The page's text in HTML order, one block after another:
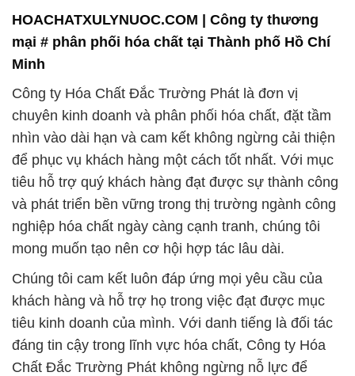
HOACHATXULYNUOC.COM | Công ty thương
mại # phân phối hóa chất tại Thành phố Hồ Chí
Minh
Công ty Hóa Chất Đắc Trường Phát là đơn vị
chuyên kinh doanh và phân phối hóa chất, đặt tầm
nhìn vào dài hạn và cam kết không ngừng cải thiện
để phục vụ khách hàng một cách tốt nhất. Với mục
tiêu hỗ trợ quý khách hàng đạt được sự thành công
và phát triển bền vững trong thị trường ngành công
nghiệp hóa chất ngày càng cạnh tranh, chúng tôi
mong muốn tạo nên cơ hội hợp tác lâu dài.
Chúng tôi cam kết luôn đáp ứng mọi yêu cầu của
khách hàng và hỗ trợ họ trong việc đạt được mục
tiêu kinh doanh của mình. Với danh tiếng là đối tác
đáng tin cậy trong lĩnh vực hóa chất, Công ty Hóa
Chất Đắc Trường Phát không ngừng nỗ lực để